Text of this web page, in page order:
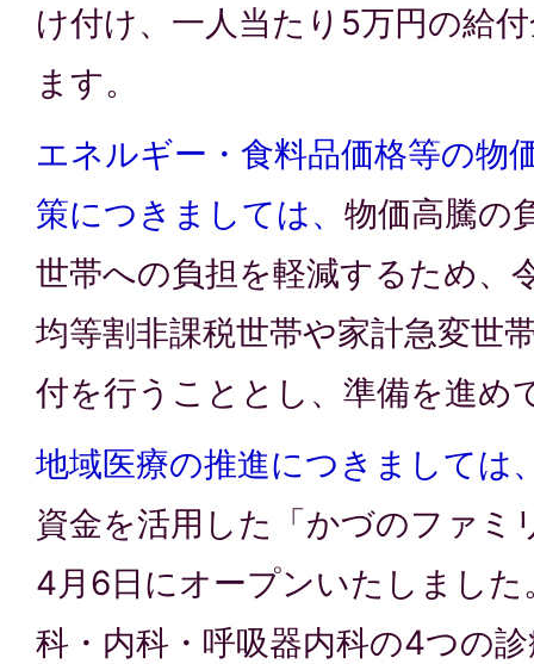
け付け、一人当たり5万円の給
ます。
エネルギー・食料品価格等の物
策につきましては、 物価高騰の
世帯への負担を軽減するため、
均等割非課税世帯や家計急変世
付を行うこととし、準備を進め
地域医療の推進につきましては
資金を活用した「かづのファミ
4月6日にオープンいたしました
科・内科・呼吸器内科の4つの